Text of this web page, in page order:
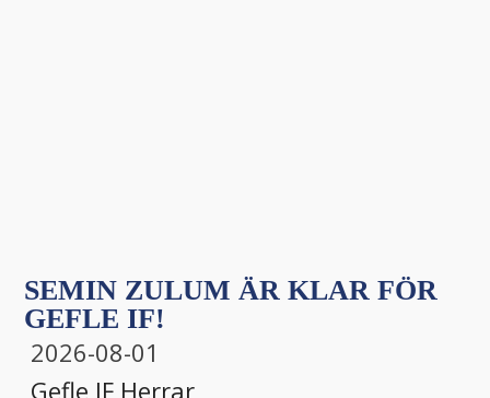
SEMIN ZULUM ÄR KLAR FÖR
GEFLE IF!
2026-08-01
Gefle IF Herrar